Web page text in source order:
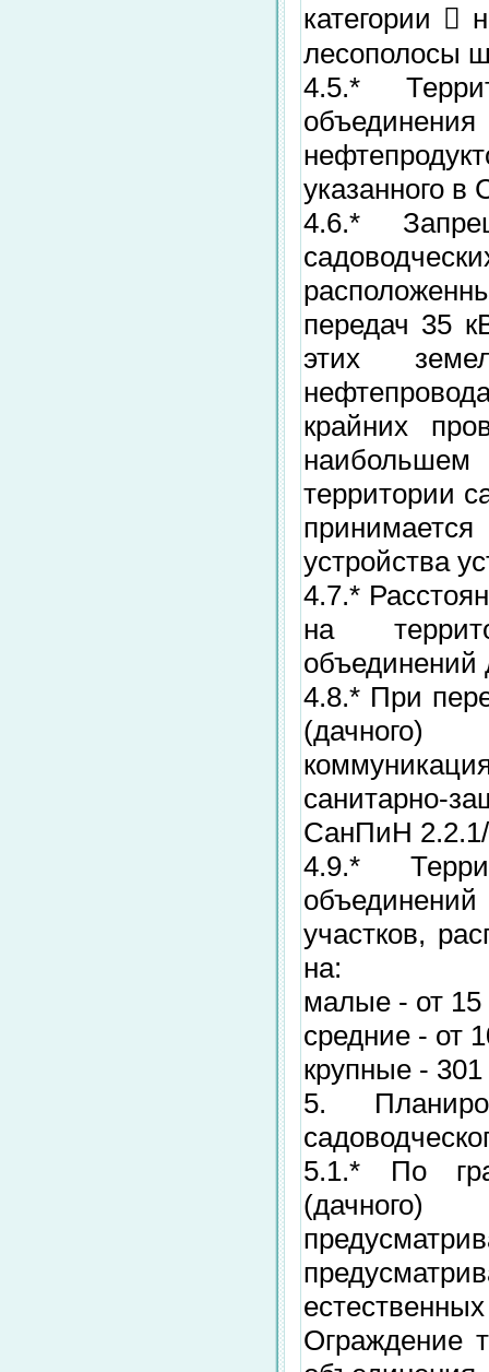
категории 
лесополосы
4.5.*
указанного
4.6.*
передач 35
этих
крайних
территории
устройства
4.7.*
на
4.8.* При
санитарно-
СанПиН
4.9.*
участков,
на:
малые - от 15
средние - от
крупные -
5.
5.1.* По
(дачного)
Ограждение